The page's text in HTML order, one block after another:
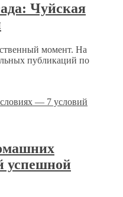
Чуйская
момент. На
публикаций по
успешной